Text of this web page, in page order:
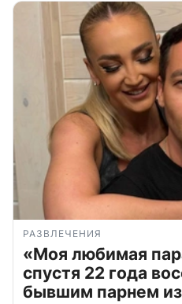
РАЗВЛЕЧЕНИЯ
«Моя любимая
спустя 22 года
бывшим парнем